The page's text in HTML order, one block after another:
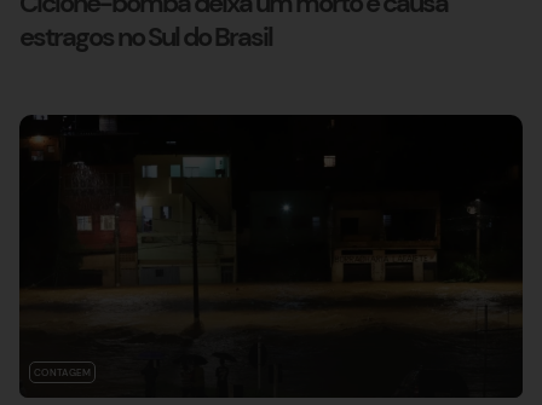
estragos no Sul do Brasil
CONTAGEM